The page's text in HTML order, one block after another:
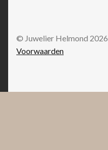
© Juwelier Helmond 2026
Voorwaarden